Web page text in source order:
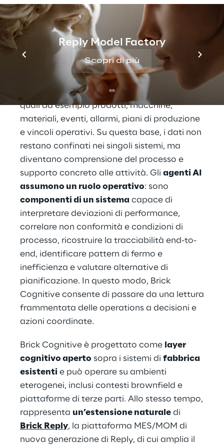
Reply Model Factory
Scopri di più
Più che aggiungere un nuovo livello di
analisi, Brick Cognitiveintroduce un nuovo
modello operativo per la fabbrica. Nucleo
centrale della piattaforma è il knowledge
graph semanticoche rappresenta le
relazioni e le entità del processo produttivo
quali ad esempio prodotti, macchine,
materiali, eventi, allarmi, piani di produzione
e vincoli operativi. Su questa base, i dati non
restano confinati nei singoli sistemi, ma
diventano comprensione del processo e
supporto concreto alle attività. Gli agenti AI
assumono un ruolo operativo: sono
componenti di un sistema capace di
interpretare deviazioni di performance,
correlare non conformità e condizioni di
processo, ricostruire la tracciabilità end-to-
end, identificare pattern di fermo e
inefficienza e valutare alternative di
pianificazione. In questo modo, Brick
Cognitive consente di passare da una lettura
frammentata delle operations a decisioni e
azioni coordinate.
Brick Cognitive è progettato come layer
cognitivo aperto sopra i sistemi di fabbrica
esistenti e può operare su ambienti
eterogenei, inclusi contesti brownfield e
piattaforme di terze parti. Allo stesso tempo,
rappresenta un’estensione naturale di
Brick Reply, la piattaforma MES/MOM di
nuova generazione di Reply, di cui amplia il